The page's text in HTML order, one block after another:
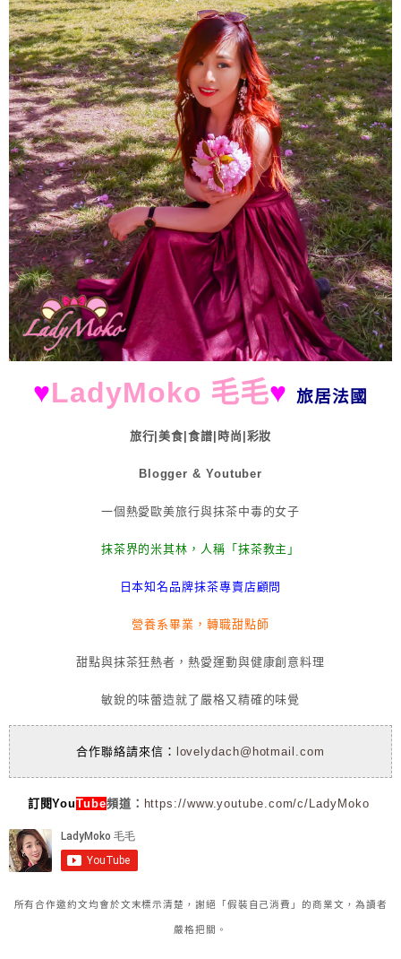
♥LadyMoko 毛毛♥ 旅居法國
旅行|美食|食譜|時尚|彩妝
Blogger & Youtuber
一個熱愛歐美旅行與抹茶中毒的女子
抹茶界的米其林，人稱「抹茶教主」
日本知名品牌抹茶專賣店顧問
營養系畢業，轉職甜點師
甜點與抹茶狂熱者，熱愛運動與健康創意料理
敏銳的味蕾造就了嚴格又精確的味覺
合作聯絡請來信： lovelydach@hotmail.com
訂閱YouTube頻道： https://www.youtube.com/c/LadyMoko
所有合作邀約文均會於文末標示清楚，謝絕「假裝自己消費」的商業文，為讀者
嚴格把關。